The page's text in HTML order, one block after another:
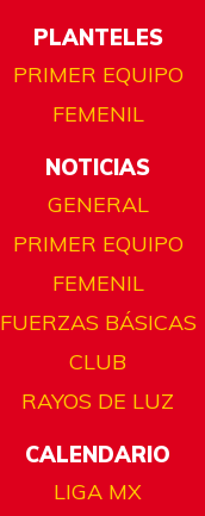
PLANTELES
PRIMER EQUIPO
FEMENIL
NOTICIAS
GENERAL
PRIMER EQUIPO
FEMENIL
FUERZAS BÁSICAS
CLUB
RAYOS DE LUZ
CALENDARIO
LIGA MX